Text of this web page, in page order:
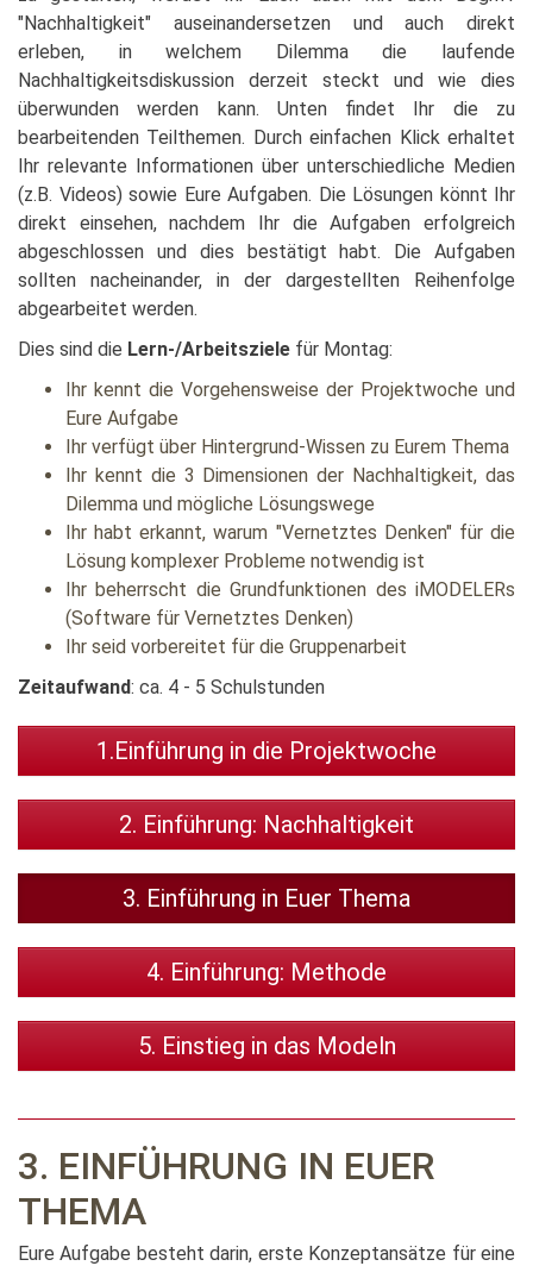
"Nachhaltigkeit" auseinandersetzen und auch direkt
erleben, in welchem Dilemma die laufende
Nachhaltigkeitsdiskussion derzeit steckt und wie dies
überwunden werden kann. Unten findet Ihr die zu
bearbeitenden Teilthemen. Durch einfachen Klick erhaltet
Ihr relevante Informationen über unterschiedliche Medien
(z.B. Videos) sowie Eure Aufgaben. Die Lösungen könnt Ihr
direkt einsehen, nachdem Ihr die Aufgaben erfolgreich
abgeschlossen und dies bestätigt habt. Die Aufgaben
sollten nacheinander, in der dargestellten Reihenfolge
abgearbeitet werden.
Dies sind die Lern-/Arbeitsziele für Montag:
Ihr kennt die Vorgehensweise der Projektwoche und
Eure Aufgabe
Ihr verfügt über Hintergrund-Wissen zu Eurem Thema
Ihr kennt die 3 Dimensionen der Nachhaltigkeit, das
Dilemma und mögliche Lösungswege
Ihr habt erkannt, warum "Vernetztes Denken" für die
Lösung komplexer Probleme notwendig ist
Ihr beherrscht die Grundfunktionen des iMODELERs
(Software für Vernetztes Denken)
Ihr seid vorbereitet für die Gruppenarbeit
Zeitaufwand: ca. 4 - 5 Schulstunden
1.Einführung in die Projektwoche
2. Einführung: Nachhaltigkeit
3. Einführung in Euer Thema
4. Einführung: Methode
5. Einstieg in das Modeln
3. EINFÜHRUNG IN EUER
THEMA
Eure Aufgabe besteht darin, erste Konzeptansätze für eine